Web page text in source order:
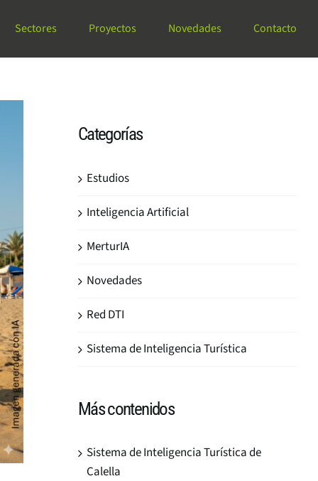
Sectores Proyectos Novedades Contacto
Categorías
Estudios
Inteligencia Artificial
MerturIA
Novedades
Red DTI
Sistema de Inteligencia Turística
Más contenidos
Sistema de Inteligencia Turística de
Calella